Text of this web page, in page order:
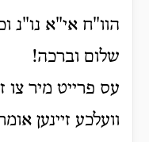
הוו"ח אי"א נו"נ
שלום וברכה!
עס פרייט מיר צו
וועלכע זיינען